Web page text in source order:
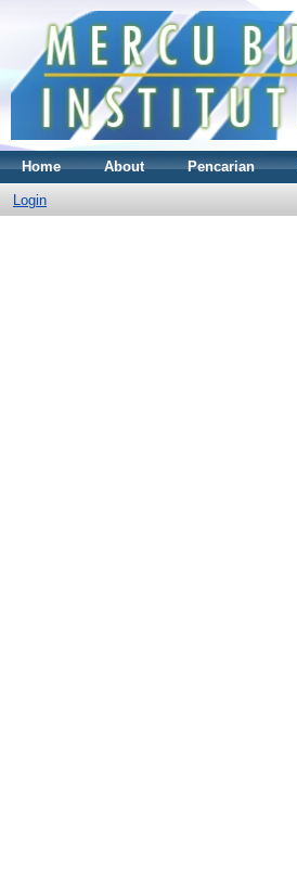
Home About Pencarian
Login